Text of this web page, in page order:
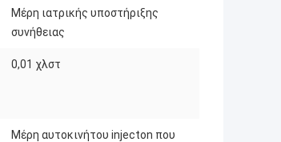
Μέρη ιατρικής υποστήριξης
συνήθειας
0,01 χλστ
Μέρη αυτοκινήτου injecton που